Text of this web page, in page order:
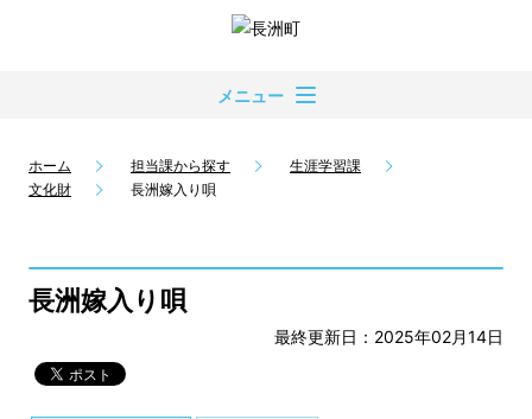
メニュー
ホーム 担当課から探す
生涯学習課
文化財
長洲嫁入り唄
長洲嫁入り唄
最終更新日：2025年02月14日